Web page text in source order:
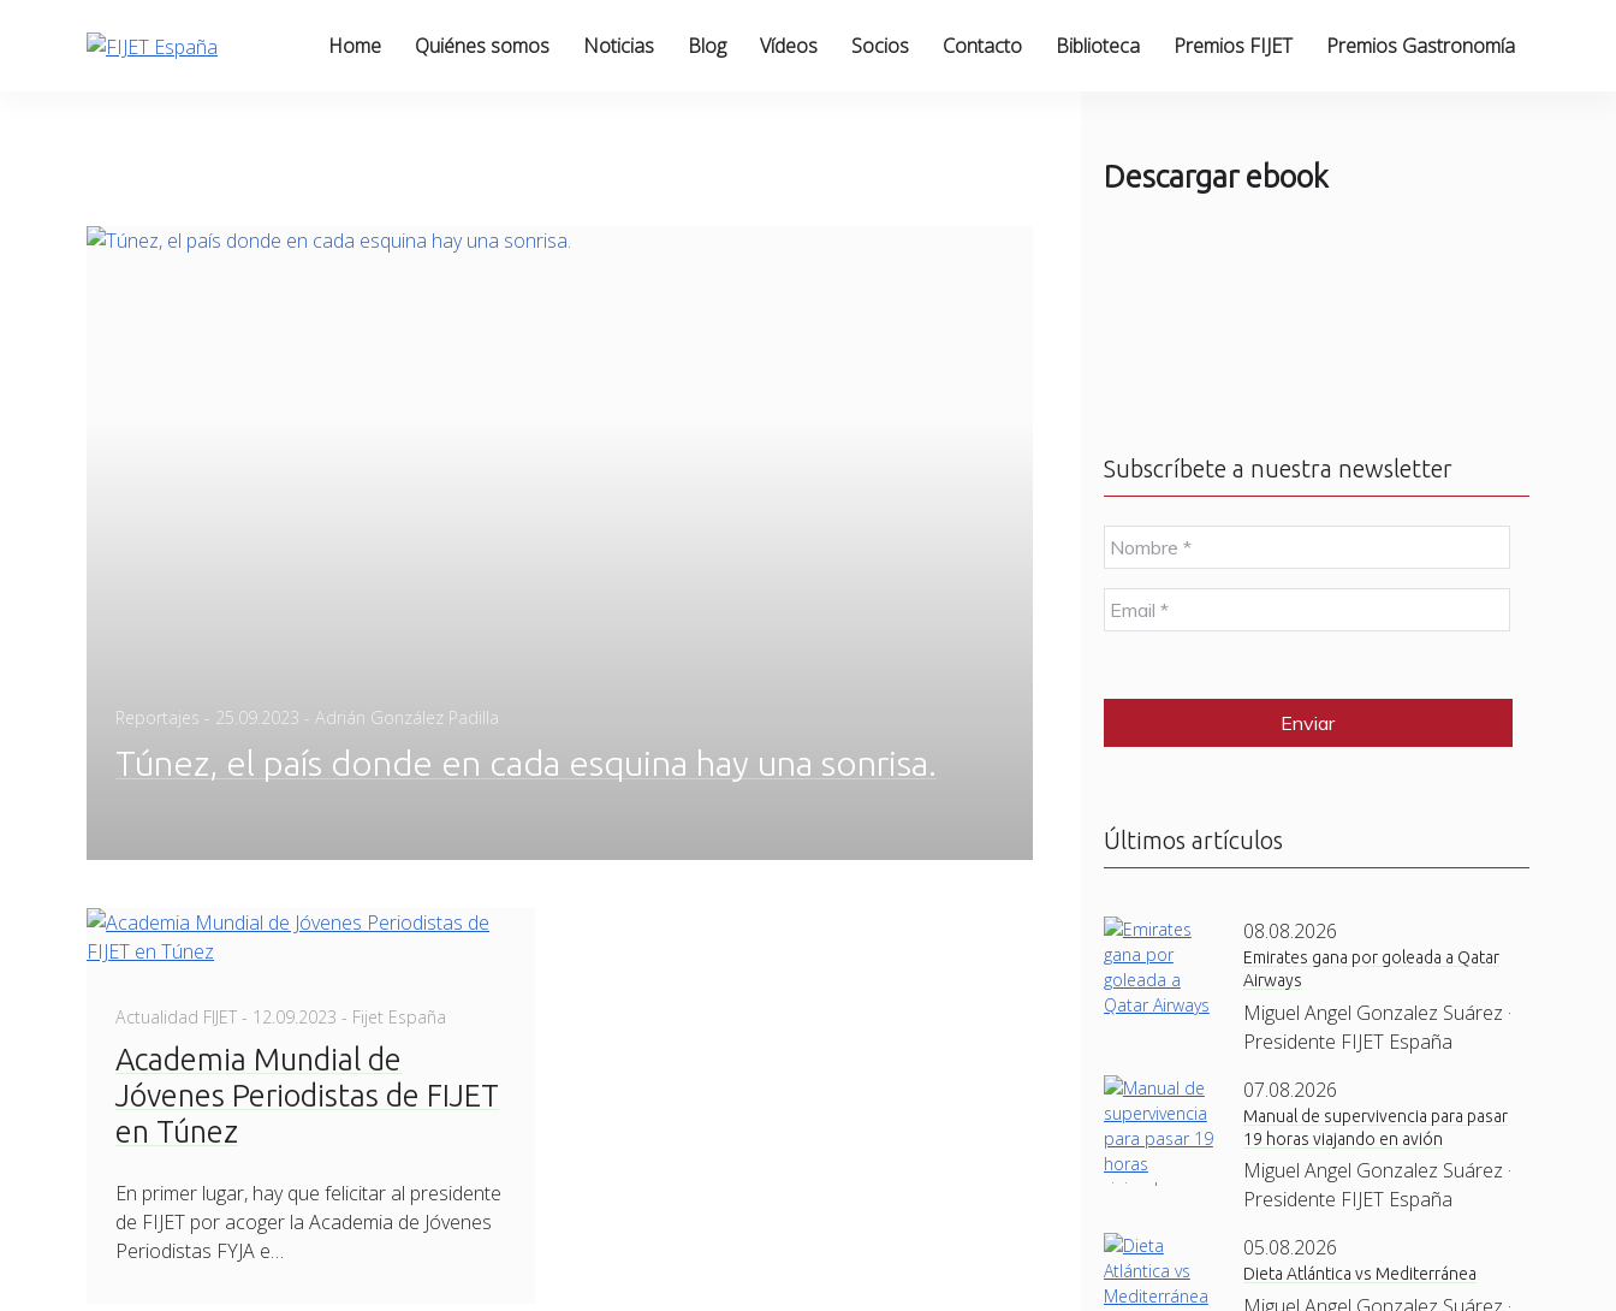
Home Quiénes somos Noticias Blog Vídeos Socios Contacto Biblioteca Premios FIJET Premios Gastronomía
Reportajes - Posted
25.09.2023 - Adrián González Padilla
Túnez, el país donde en cada esquina hay una sonrisa.
Actualidad FIJET - Posted
12.09.2023 - Fijet España
Academia Mundial de
Jóvenes Periodistas de FIJET
en Túnez
En primer lugar, hay que felicitar al presidente
de FIJET por acoger la Academia de Jóvenes
Periodistas FYJA e…
Descargar ebook
Subscríbete a nuestra newsletter
N
o
m
b
r
E
m
l
Últimos artículos
08.08.2026
Emirates gana por goleada a Qatar
Airways
Miguel Angel Gonzalez Suárez ·
Presidente FIJET España
07.08.2026
Manual de supervivencia para pasar
19 horas viajando en avión
Miguel Angel Gonzalez Suárez ·
Presidente FIJET España
05.08.2026
Dieta Atlántica vs Mediterránea